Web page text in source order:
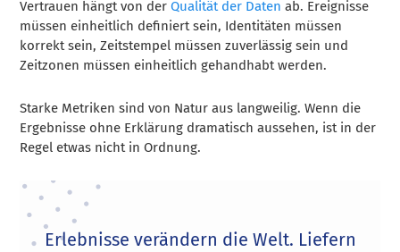
Vertrauen hängt von derQualität der Daten ab. Ereignisse
müssen einheitlich definiert sein, Identitäten müssen
korrekt sein, Zeitstempel müssen zuverlässig sein und
Zeitzonen müssen einheitlich gehandhabt werden.
Starke Metriken sind von Natur aus langweilig. Wenn die
Ergebnisse ohne Erklärung dramatisch aussehen, ist in der
Regel etwas nicht in Ordnung.
Erlebnisse verändern die Welt. Liefern